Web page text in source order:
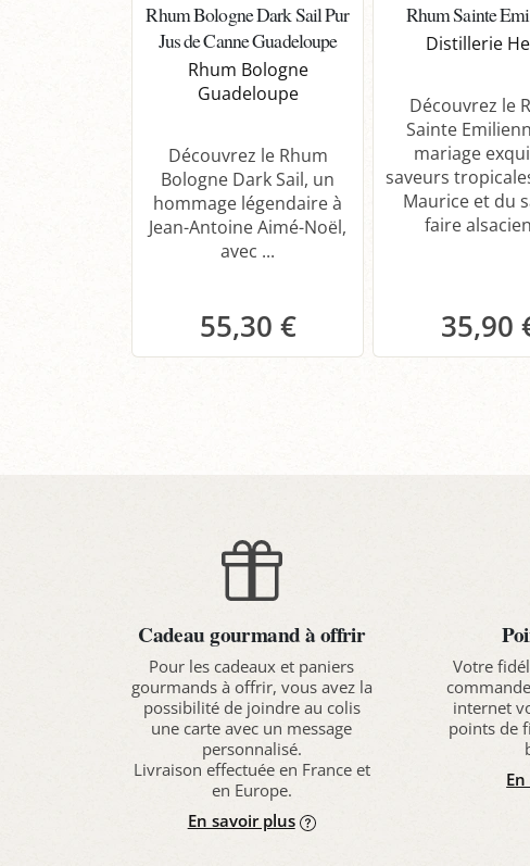
Rhum Bologne Dark Sail Pur
Jus de Canne Guadeloupe
Rhum Bologne
Guadeloupe
Découvrez le Rhum
Bologne Dark Sail, un
hommage légendaire à
Jean-Antoine Aimé-Noël,
avec ...
55,30 €
Rhum Sainte
Distillerie
Découvrez le
Sainte
mariage
saveurs
Maurice et du
faire
35,90
Cadeau gourmand à offrir
Pour les cadeaux et paniers
gourmands à offrir, vous avez la
possibilité de joindre au colis
une carte avec un message
personnalisé.
Livraison effectuée en France et
en Europe.
En savoir plus
Votre
internet
points de